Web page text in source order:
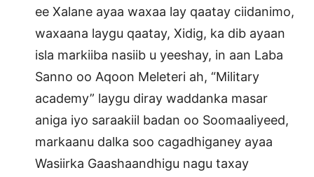
ee Xalane ayaa waxaa lay qaatay ciidanimo,
waxaana laygu qaatay, Xidig, ka dib ayaan
isla markiiba nasiib u yeeshay, in aan Laba
Sanno oo Aqoon Meleteri ah, “Military
academy” laygu diray waddanka masar
aniga iyo saraakiil badan oo Soomaaliyeed,
markaanu dalka soo cagadhiganey ayaa
Wasiirka Gaashaandhigu nagu taxay